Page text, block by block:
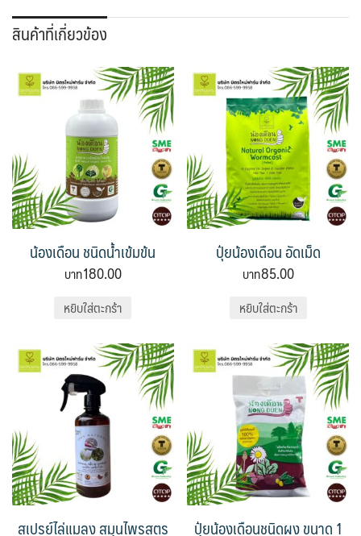
สินค้าที่เกี่ยวข้อง
น้องเดือน ชนิดน้ำเข้มข้น
180.00
หยิบใส่ตะกร้า
ปุ๋ยน้องเดือน อัดเม็ด
85.00
หยิบใส่ตะกร้า
สเปรย์ไล่แมลง สมุนไพรสูตร ปุ๋ยน้องเดือนชนิดผง ขนาด 1